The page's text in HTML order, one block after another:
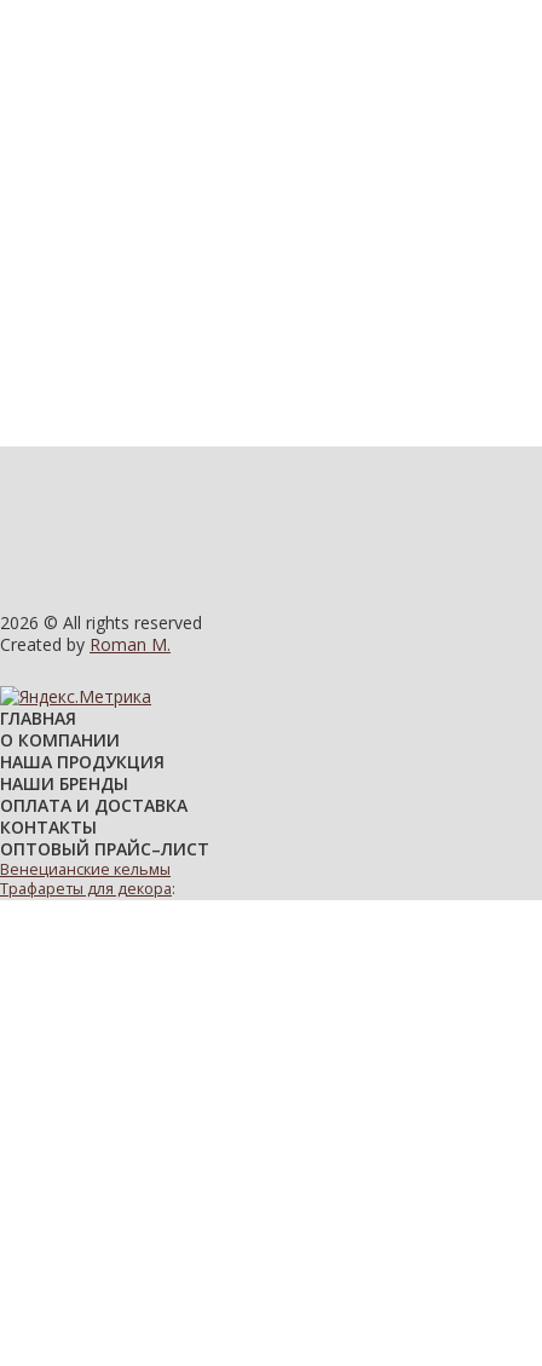
2026 © All rights reserved
Created by Roman M.
ГЛАВНАЯ
О КОМПАНИИ
НАША ПРОДУКЦИЯ
НАШИ БРЕНДЫ
ОПЛАТА И ДОСТАВКА
КОНТАКТЫ
ОПТОВЫЙ ПРАЙС–ЛИСТ
Венецианские кельмы
Трафареты для декора: